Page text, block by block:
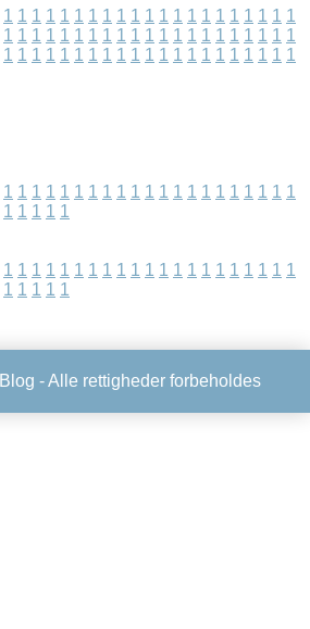
1 1 1 1 1 1 1 1 1 1 1 1 1 1 1 1 1 1 1 1 1
1 1 1 1 1 1 1 1 1 1 1 1 1 1 1 1 1 1 1 1 1
1 1 1 1 1 1 1 1 1 1 1 1 1 1 1 1 1 1 1 1 1
1 1 1 1 1 1 1 1 1 1 1 1 1 1 1 1 1 1 1 1 1
1 1 1 1 1
1 1 1 1 1 1 1 1 1 1 1 1 1 1 1 1 1 1 1 1 1
1 1 1 1 1
Blog - Alle rettigheder forbeholdes